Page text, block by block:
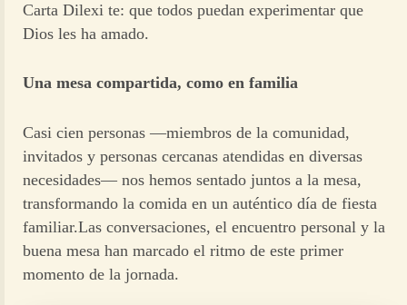
Carta Dilexi te: que todos puedan experimentar que
Dios les ha amado.
Una mesa compartida, como en familia
Casi cien personas —miembros de la comunidad,
invitados y personas cercanas atendidas en diversas
necesidades— nos hemos sentado juntos a la mesa,
transformando la comida en un auténtico día de fiesta
familiar.Las conversaciones, el encuentro personal y la
buena mesa han marcado el ritmo de este primer
momento de la jornada.